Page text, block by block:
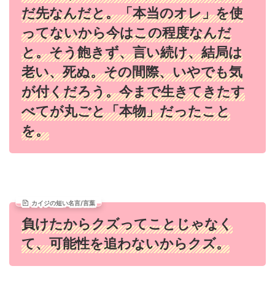
だ先なんだと。「本当のオレ」を使
ってないから今はこの程度なんだ
と。そう飽きず、言い続け、結局は
老い、死ぬ。その間際、いやでも気
が付くだろう。今まで生きてきたす
べてが丸ごと「本物」だったこと
を。
カイジの短い名言/言葉
負けたからクズってことじゃなく
て、可能性を追わないからクズ。